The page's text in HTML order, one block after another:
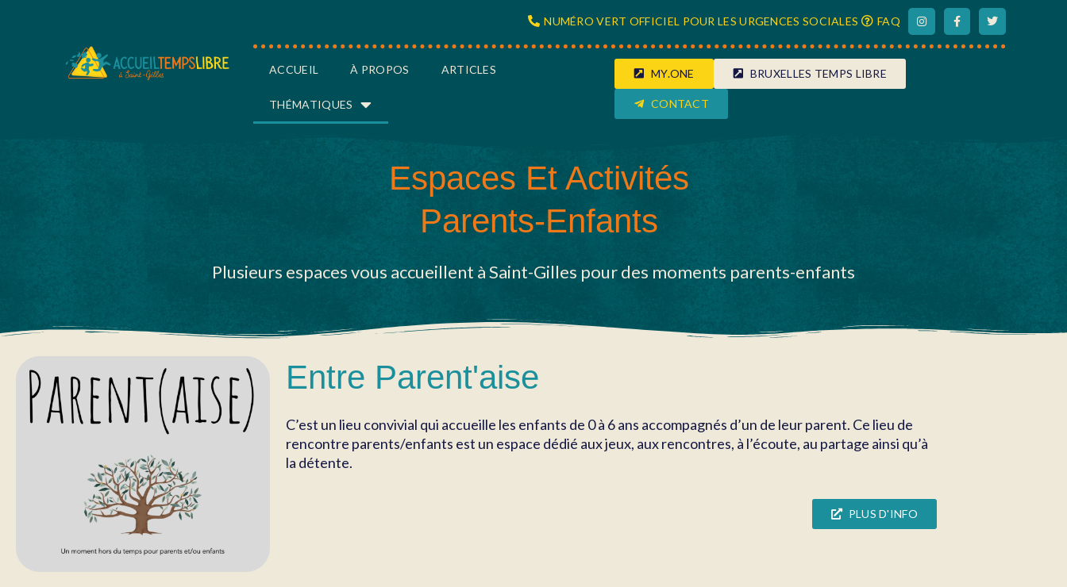
NUMÉRO VERT OFFICIEL POUR LES URGENCES SOCIALES FAQ
ACCUEIL À PROPOS ARTICLES
THÉMATIQUES
MY.ONE BRUXELLES TEMPS LIBRE
CONTACT
Espaces Et Activités
Parents-Enfants
Plusieurs espaces vous accueillent à Saint-Gilles pour des moments parents-enfants
Entre Parent'aise
C’est un lieu convivial qui accueille les enfants de 0 à 6 ans accompagnés d’un de leur parent. Ce lieu de
rencontre parents/enfants est un espace dédié aux jeux, aux rencontres, à l’écoute, au partage ainsi qu’à
la détente.
PLUS D'INFO